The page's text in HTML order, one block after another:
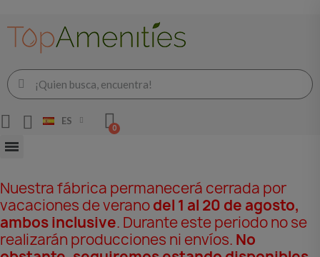
ES
Nuestra fábrica permanecerá cerrada por
vacaciones de veranodel 1 al 20 de agosto,
ambos inclusive. Durante este periodo no se
realizarán producciones ni envíos. No